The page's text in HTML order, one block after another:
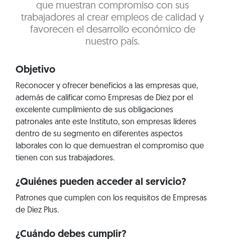
que muestran compromiso con sus
trabajadores al crear empleos de calidad y
favorecen el desarrollo económico de
nuestro país.
Objetivo
Reconocer y ofrecer beneficios a las empresas que,
además de calificar como Empresas de Diez por el
excelente cumplimiento de sus obligaciones
patronales ante este Instituto, son empresas líderes
dentro de su segmento en diferentes aspectos
laborales con lo que demuestran el compromiso que
tienen con sus trabajadores.
¿Quiénes pueden acceder al servicio?
Patrones que cumplen con los requisitos de Empresas
de Diez Plus.
¿Cuándo debes cumplir?